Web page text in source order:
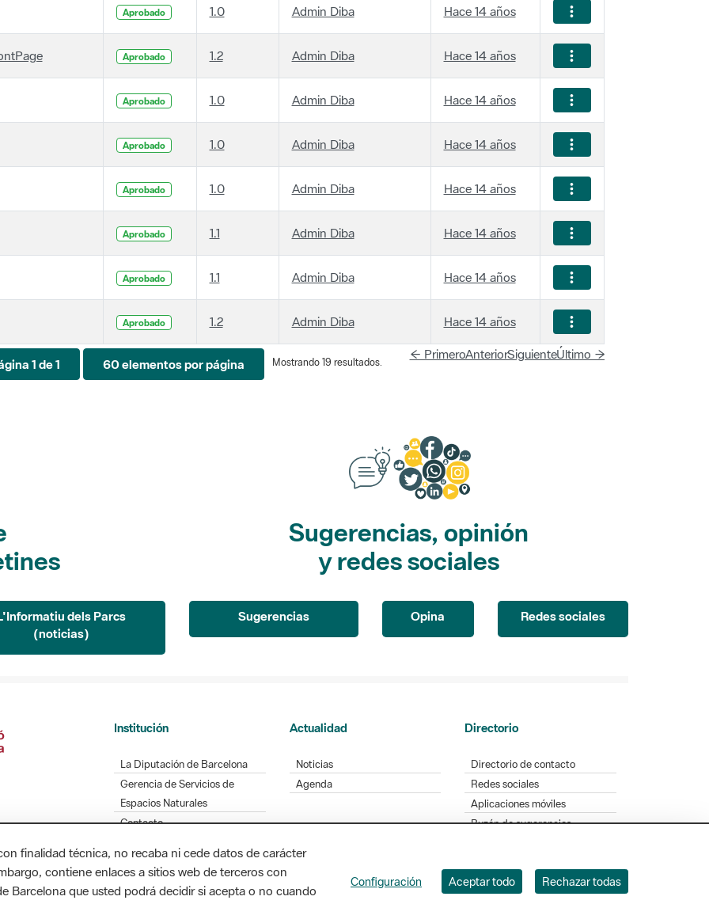
Aprobado 1.0 Admin Diba Hace 14 años
Aprobado 1.2 Admin Diba Hace 14 años
Aprobado 1.0 Admin Diba Hace 14 años
Aprobado 1.0 Admin Diba Hace 14 años
Aprobado 1.0 Admin Diba Hace 14 años
Aprobado 1.1 Admin Diba Hace 14 años
Aprobado 1.1 Admin Diba Hace 14 años
Aprobado 1.2 Admin Diba Hace 14 años
1 de 1 60 elementos por página Mostrando 19 resultados.
← PrimeroAnteriorSiguienteÚltimo →
dels Parcs
(noticias)
Sugerencias, opinión
y redes sociales
Sugerencias Opina Redes sociales
Institución
La Diputación de Barcelona
Gerencia de Servicios de
Espacios Naturales
Contacto
Actualidad
Noticias
Agenda
Directorio
Directorio de contacto
Redes sociales
Aplicaciones móviles
Buzón de sugerencias
Diputación de Barcelona. Edifici Llacuna, 1a planta. Badajoz, 49. 08005 Barcelona. Tel. 934 022 428
finalidad técnica, no recaba ni cede datos de carácter
contiene enlaces a sitios web de terceros con
Barcelona que usted podrá decidir si acepta o no cuando
Configuración Aceptar todo Rechazar todas